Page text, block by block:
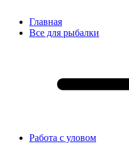
Главная
Все для рыбалки
Работа с уловом